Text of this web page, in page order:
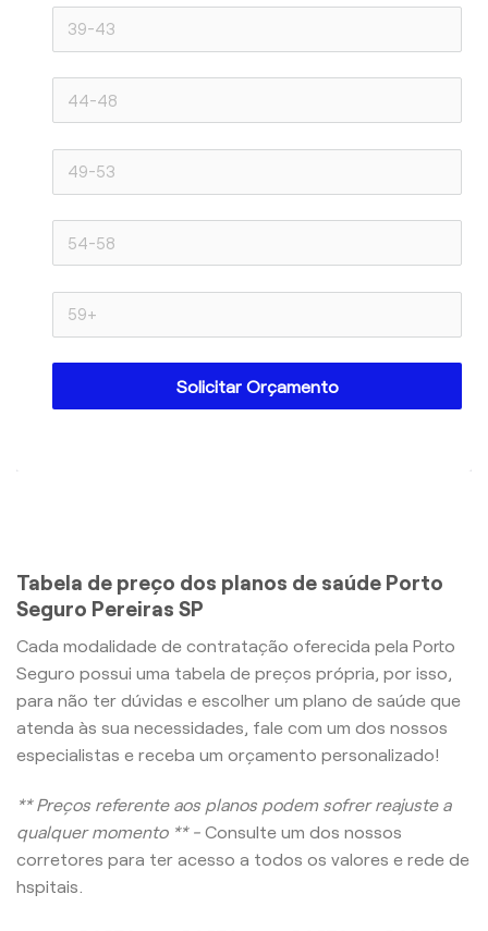
Solicitar Orçamento
Tabela de preço dos planos de saúde Porto
Seguro Pereiras SP
Cada modalidade de contratação oferecida pela Porto
Seguro possui uma tabela de preços própria, por isso,
para não ter dúvidas e escolher um plano de saúde que
atenda às sua necessidades, fale com um dos nossos
especialistas e receba um orçamento personalizado!
** Preços referente aos planos podem sofrer reajuste a
qualquer momento ** - Consulte um dos nossos
corretores para ter acesso a todos os valores e rede de
hspitais.